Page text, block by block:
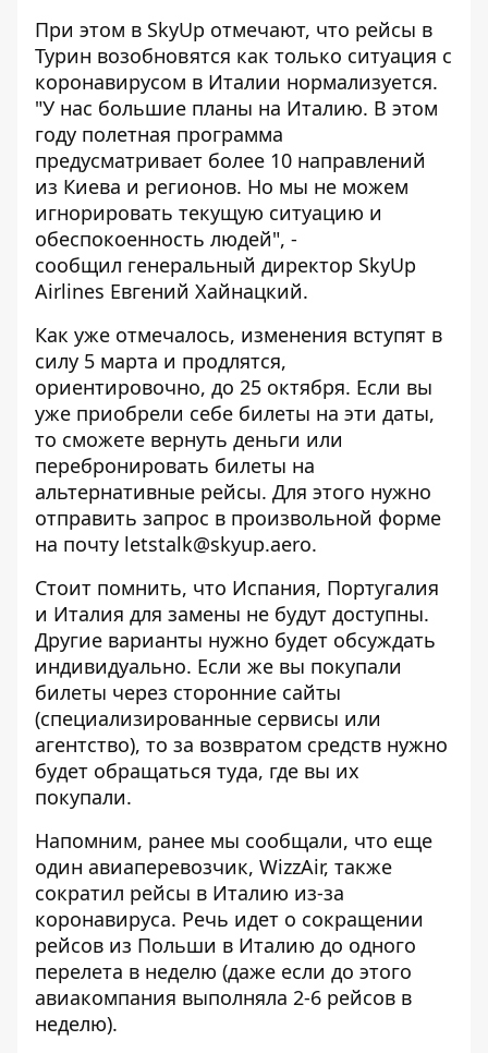
При этом в SkyUp отмечают, что рейсы в
Турин возобновятся как только ситуация с
коронавирусом в Италии нормализуется.
"У нас большие планы на Италию. В этом
году полетная программа
предусматривает более 10 направлений
из Киева и регионов. Но мы не можем
игнорировать текущую ситуацию и
обеспокоенность людей", -
сообщил генеральный директор SkyUp
Airlines Евгений Хайнацкий.
Как уже отмечалось, изменения вступят в
силу 5 марта и продлятся,
ориентировочно, до 25 октября. Если вы
уже приобрели себе билеты на эти даты,
то сможете вернуть деньги или
перебронировать билеты на
альтернативные рейсы. Для этого нужно
отправить запрос в произвольной форме
на почту letstalk@skyup.aero.
Стоит помнить, что Испания, Португалия
и Италия для замены не будут доступны.
Другие варианты нужно будет обсуждать
индивидуально. Если же вы покупали
билеты через сторонние сайты
(специализированные сервисы или
агентство), то за возвратом средств нужно
будет обращаться туда, где вы их
покупали.
Напомним, ранее мы сообщали, что еще
один авиаперевозчик, WizzAir, также
сократил рейсы в Италию из-за
коронавируса. Речь идет о сокращении
рейсов из Польши в Италию до одного
перелета в неделю (даже если до этого
авиакомпания выполняла 2-6 рейсов в
неделю).